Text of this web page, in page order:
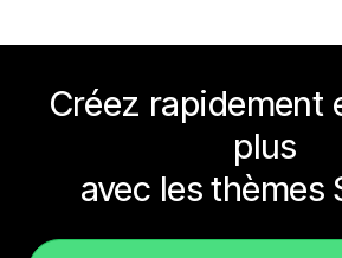
Créez rapidement
plus
avec les thèmes